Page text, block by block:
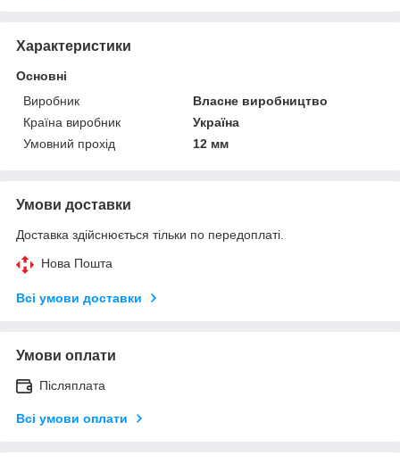
Характеристики
Основні
Виробник
Власне виробництво
Країна виробник
Україна
Умовний прохід
12 мм
Умови доставки
Доставка здійснюється тільки по передоплаті.
Нова Пошта
Всі умови доставки
Умови оплати
Післяплата
Всі умови оплати